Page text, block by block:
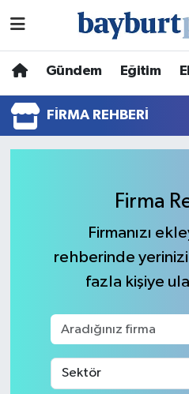
Gündem Eğitim
FIRMA REHBERI
Firma
Firmanızı
rehberinde
fazla kişiye
Hava Durumu
Namaz Vakitleri
Tüm Manşetler
Haber Arşivi